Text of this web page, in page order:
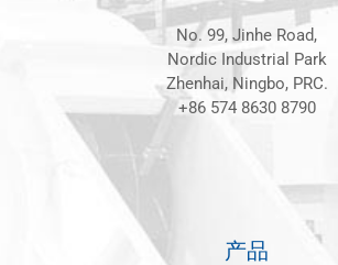
No. 99, Jinhe Road,
Nordic Industrial Park
Zhenhai, Ningbo, PRC.
+86 574 8630 8790
产品